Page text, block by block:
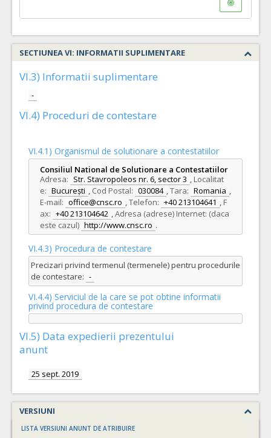
SECTIUNEA VI: INFORMATII SUPLIMENTARE
VI.3) Informatii suplimentare
-
VI.4) Proceduri de contestare
VI.4.1) Organismul de solutionare a contestatiilor
Consiliul National de Solutionare a Contestatiilor
Adresa: Str. Stavropoleos nr. 6, sector 3 , Localitat
e: București , Cod Postal: 030084 ,Tara: Romania ,
E-mail: office@cnsc.ro ,Telefon: +40 213104641 , F
ax: +40 213104642 ,Adresa (adrese) Internet: (daca
este cazul) http://www.cnsc.ro .
VI.4.3) Procedura de contestare
Precizari privind termenul (termenele) pentru procedurile
de contestare: -
VI.4.4) Serviciul de la care se pot obtine informatii
privind procedura de contestare
VI.5) Data expedierii prezentului
anunt
25 sept. 2019
VERSIUNI
LISTA VERSIUNI ANUNT DE ATRIBUIRE